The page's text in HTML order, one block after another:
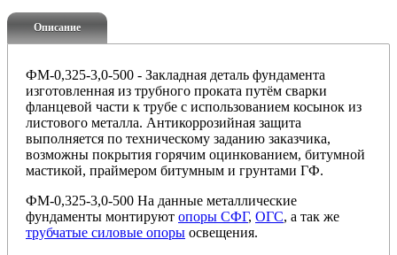
Описание
ФМ-0,325-3,0-500 - Закладная деталь фундамента
изготовленная из трубного проката путём сварки
фланцевой части к трубе с использованием косынок из
листового металла. Антикоррозийная защита
выполняется по техническому заданию заказчика,
возможны покрытия горячим оцинкованием, битумной
мастикой, праймером битумным и грунтами ГФ.
ФМ-0,325-3,0-500 На данные металлические
фундаменты монтируют опоры СФГ, ОГС, а так же
трубчатые силовые опоры освещения.